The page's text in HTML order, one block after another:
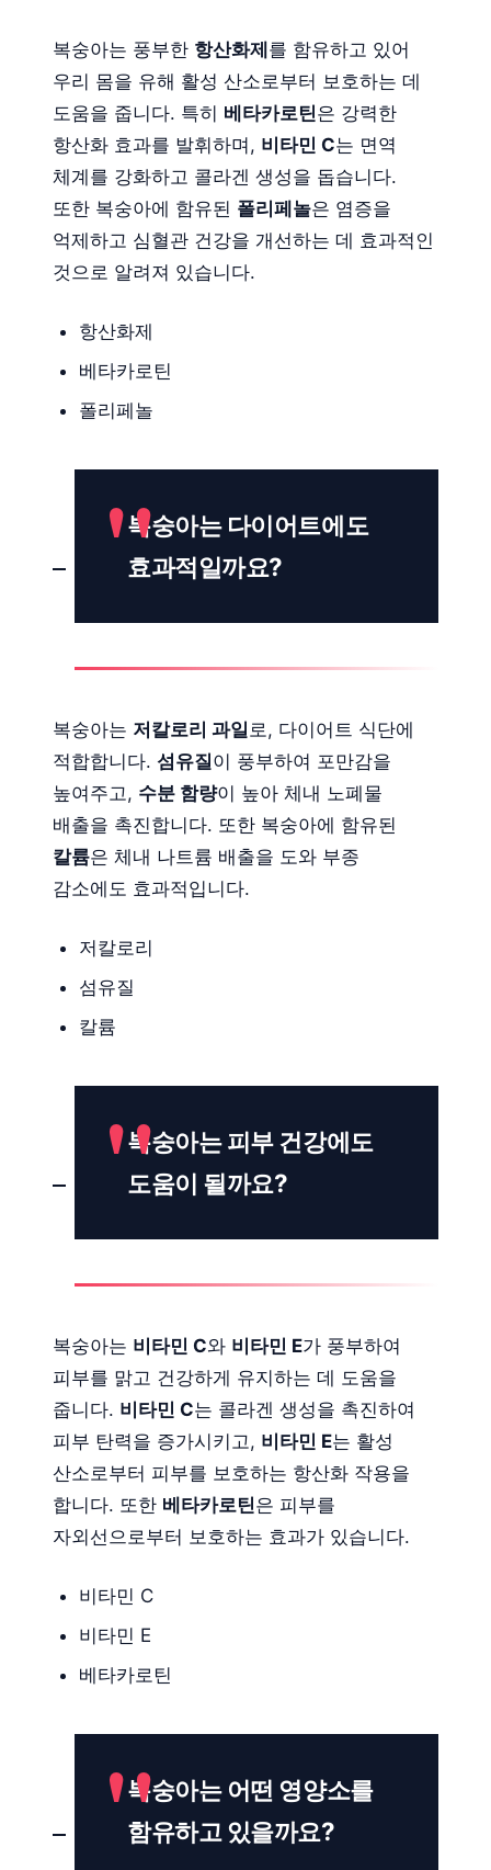
복숭아는 풍부한 항산화제를 함유하고 있어
우리 몸을 유해 활성 산소로부터 보호하는 데
도움을 줍니다. 특히 베타카로틴은 강력한
항산화 효과를 발휘하며, 비타민 C는 면역
체계를 강화하고 콜라겐 생성을 돕습니다.
또한 복숭아에 함유된 폴리페놀은 염증을
억제하고 심혈관 건강을 개선하는 데 효과적인
것으로 알려져 있습니다.
항산화제
베타카로틴
폴리페놀
복숭아는 다이어트에도
효과적일까요?
복숭아는 저칼로리 과일 로, 다이어트 식단에
적합합니다. 섬유질이 풍부하여 포만감을
높여주고, 수분 함량이 높아 체내 노폐물
배출을 촉진합니다. 또한 복숭아에 함유된
칼륨은 체내 나트륨 배출을 도와 부종
감소에도 효과적입니다.
저칼로리
섬유질
칼륨
복숭아는 피부 건강에도
도움이 될까요?
복숭아는 비타민 C와 비타민 E가 풍부하여
피부를 맑고 건강하게 유지하는 데 도움을
줍니다. 비타민 C는 콜라겐 생성을 촉진하여
피부 탄력을 증가시키고, 비타민 E는 활성
산소로부터 피부를 보호하는 항산화 작용을
합니다. 또한 베타카로틴은 피부를
자외선으로부터 보호하는 효과가 있습니다.
비타민 C
비타민 E
베타카로틴
복숭아는 어떤 영양소를
함유하고 있을까요?